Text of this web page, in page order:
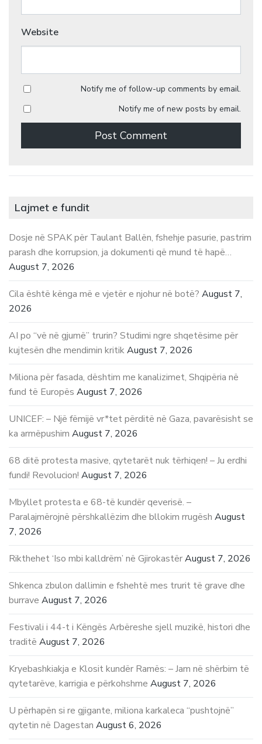
Website
Notify me of follow-up comments by email.
Notify me of new posts by email.
Lajmet e fundit
Dosje në SPAK për Taulant Ballën, fshehje pasurie, pastrim
parash dhe korrupsion, ja dokumenti që mund të hapë…
August 7, 2026
Cila është kënga më e vjetër e njohur në botë? August 7,
2026
AI po “vë në gjumë” trurin? Studimi ngre shqetësime për
kujtesën dhe mendimin kritikAugust 7, 2026
Miliona për fasada, dështim me kanalizimet, Shqipëria në
fund të Europës August 7, 2026
UNICEF: – Një fëmijë vr*tet përditë në Gaza, pavarësisht se
ka armëpushim August 7, 2026
68 ditë protesta masive, qytetarët nuk tërhiqen! – Ju erdhi
fundi! Revolucion! August 7, 2026
Mbyllet protesta e 68-të kundër qeverisë. –
Paralajmërojnë përshkallëzim dhe bllokim rrugësh August
7, 2026
Rikthehet ‘Iso mbi kalldrëm’ në GjirokastërAugust 7, 2026
Shkenca zbulon dallimin e fshehtë mes trurit të grave dhe
burrave August 7, 2026
Festivali i 44-t i Këngës Arbëreshe sjell muzikë, histori dhe
traditë August 7, 2026
Kryebashkiakja e Klosit kundër Ramës: – Jam në shërbim të
qytetarëve, karrigia e përkohshme August 7, 2026
U përhapën si re gjigante, miliona karkaleca “pushtojnë”
qytetin në Dagestan August 6, 2026